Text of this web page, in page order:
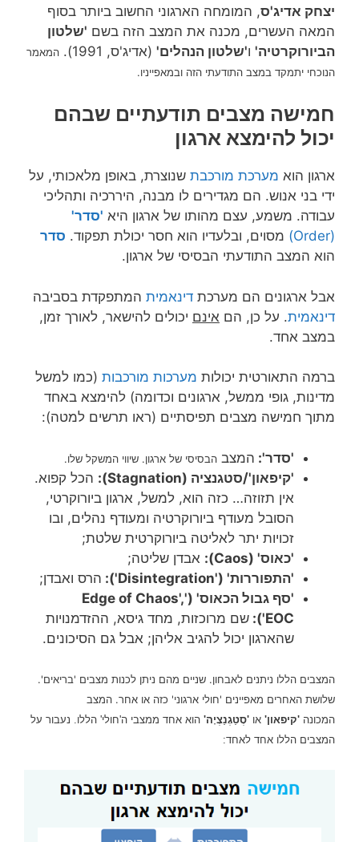
יצחק אדיג'ס, המומחה הארגוני החשוב ביותר בסוף
המאה העשרים, מכנה את המצב הזה בשם 'שלטון
הביורוקרטיה' ו'שלטון הנהלים' (אדיג'ס, 1991).
המאמר
הנוכחי יתמקד במצב התודעתי הזה ובמאפייניו.
חמישה מצבים תודעתיים שבהם
יכול להימצא ארגון
ארגון הוא מערכת מורכבת שנוצרת, באופן מלאכותי, על
ידי בני אנוש. הם מגדירים לו מבנה, היררכיה ותהליכי
עבודה. משמע, עצם מהותו של ארגון היא 'סדר'
(Order)
מסוים, ובלעדיו הוא חסר יכולת תפקוד. סדר
הוא המצב התודעתי הבסיסי של ארגון.
אבל ארגונים הם מערכת דינאמית המתפקדת בסביבה
דינאמית. על כן, הם אינם יכולים להישאר, לאורך זמן,
במצב אחד.
ברמה התאורטית יכולות מערכות מורכבות (כמו למשל
מדינות, גופי ממשל, ארגונים וכדומה) להימצא באחד
מתוך חמישה מצבים תפיסתיים (ראו תרשים למטה):
'סדר': המצב הבסיסי של ארגון. שיווי המשקל שלו.
'קיפאון'/סטגנציה (Stagnation
): הכל קפוא.
אין תזוזה… כזה הוא, למשל, ארגון ביורוקרטי,
הסובל מעודף ביורוקרטיה ומעודף נהלים, ובו
זכויות יתר לאליטה ביורוקרטית שלטת;
'כאוס' (Caos):
אבדן שליטה;
'התפוררות' ('Disintegration
'): הרס ואבדן;
'סף גבול הכאוס' ('Edge of Chaos',
EOC
'): שם מרוכזות, מחד גיסא, ההזדמנויות
שהארגון יכול להגיב אליהן; אבל גם הסיכונים.
המצבים הללו ניתנים לאבחון. שניים מהם ניתן לכנות מצבים 'בריאים'.
שלושת האחרים מאפיינים 'חולי ארגוני' כזה או אחר. המצב
המכונה 'קיפאון' או 'סְטַגְנַצְיָה' הוא אחד ממצבי ה'חולי' הללו. נעבור על
המצבים הללו אחד לאחד: